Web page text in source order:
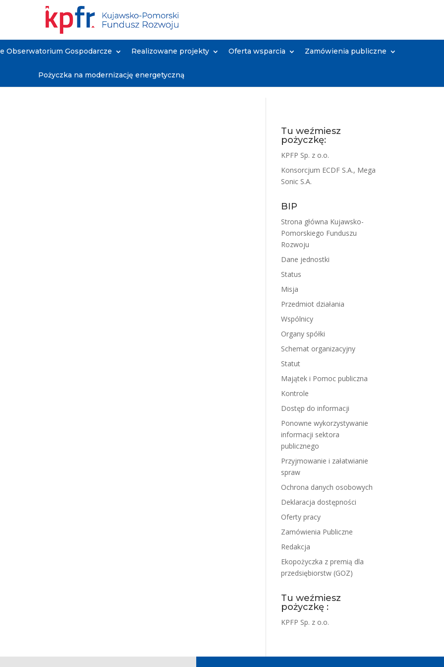
Obserwatorium Gospodarcze Realizowane projekty Oferta wsparcia Zamówienia publiczne
Pożyczka na modernizację energetyczną
Tu weźmiesz
pożyczkę:
KPFP Sp. z o.o.
Konsorcjum ECDF S.A., Mega
Sonic S.A.
BIP
Strona główna Kujawsko-
Pomorskiego Funduszu
Rozwoju
Dane jednostki
Status
Misja
Przedmiot działania
Wspólnicy
Organy spółki
Schemat organizacyjny
Statut
Majątek i Pomoc publiczna
Kontrole
Dostęp do informacji
Ponowne wykorzystywanie
informacji sektora
publicznego
Przyjmowanie i załatwianie
spraw
Ochrona danych osobowych
Deklaracja dostępności
Oferty pracy
Zamówienia Publiczne
Redakcja
Ekopożyczka z premią dla
przedsiębiorstw (GOZ)
Tu weźmiesz
pożyczkę :
KPFP Sp. z o.o.